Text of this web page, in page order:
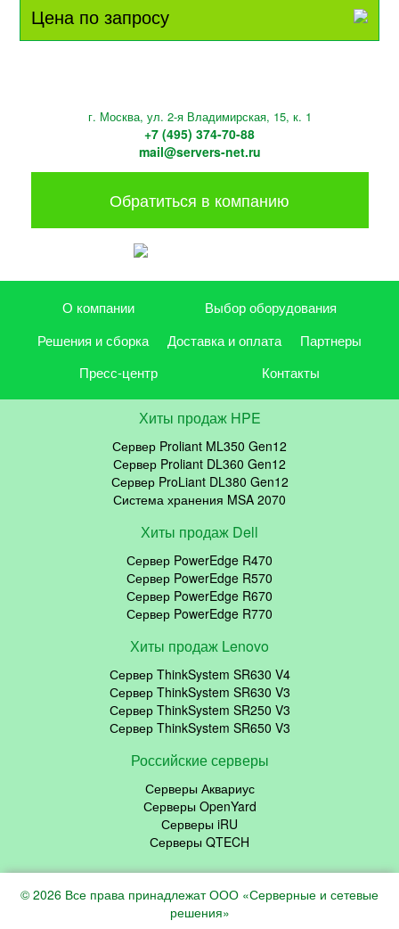
Цена по запросу
г. Москва, ул. 2-я Владимирская, 15, к. 1
+7 (495) 374-70-88
mail@servers-net.ru
Обратиться в компанию
О компании
Выбор оборудования
Решения и сборка
Доставка и оплата
Партнеры
Пресс-центр
Контакты
Хиты продаж HPE
Сервер Proliant ML350 Gen12
Сервер Proliant DL360 Gen12
Сервер ProLiant DL380 Gen12
Система хранения MSA 2070
Хиты продаж Dell
Сервер PowerEdge R470
Сервер PowerEdge R570
Сервер PowerEdge R670
Сервер PowerEdge R770
Хиты продаж Lenovo
Сервер ThinkSystem SR630 V4
Сервер ThinkSystem SR630 V3
Сервер ThinkSystem SR250 V3
Сервер ThinkSystem SR650 V3
Российские серверы
Серверы Аквариус
Серверы OpenYard
Серверы iRU
Серверы QTECH
© 2026 Все права принадлежат ООО «Серверные и сетевые
решения»